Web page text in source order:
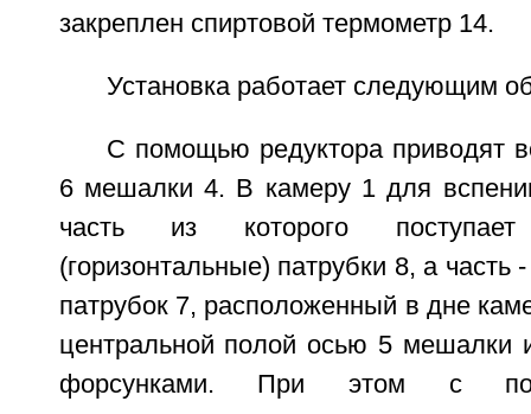
закреплен спиртовой термометр 14.
Установка работает следующим
С помощью редуктора приводят
6 мешалки 4. В камеру 1 для
часть из которого
(горизонтальные) патрубки 8, а часть
патрубок 7, расположенный в дне
центральной полой осью 5 мешалки
форсунками. При этом с